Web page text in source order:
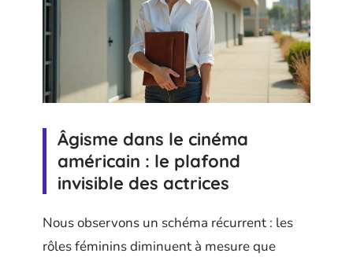
Âgisme dans le cinéma
américain : le plafond
invisible des actrices
Nous observons un schéma récurrent : les
rôles féminins diminuent à mesure que